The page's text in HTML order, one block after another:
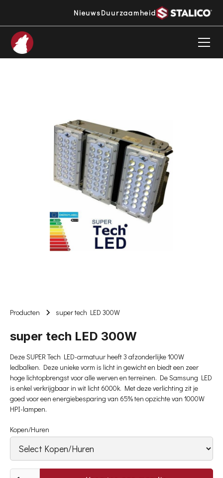
NieuwsDuurzaamheid
Producten super tech LED 300W
super tech LED 300W
Deze SUPER Tech LED-armatuur heeft 3 afzonderlijke 100W
ledbalken. Deze unieke vorm is licht in gewicht en biedt een zeer
hoge lichtopbrengst voor alle werven en terreinen. De Samsung LED
is enkel verkrijgbaar in wit licht 6000k. Met deze verlichting zit je
goed voor een energiebesparing van 65% ten opzichte van 1000W
HPI-lampen.
Kopen/Huren